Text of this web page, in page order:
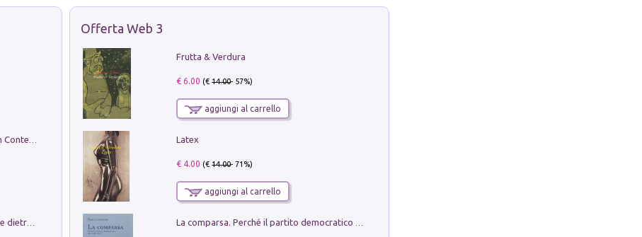
Conte e Mattarella. Sul palcoscenico e dietro le quinte del Quirinale. Un racconto sulle istituzioni
Offerta Web 3
Frutta & Verdura
€ 6.00 (€14.00- 57%)
aggiungi al carrello
Latex
€ 4.00 (€14.00- 71%)
aggiungi al carrello